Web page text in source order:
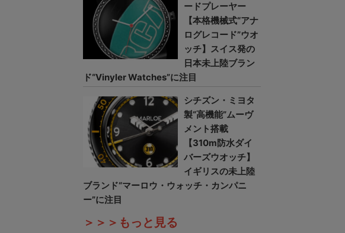
ードプレーヤー
【本格機械式“アナ
ログレコード”ウオ
ッチ】スイス発の
日本未上陸ブラン
ド“Vinyler Watches”に注目
シチズン・ミヨタ
製“高機能”ムーヴ
メント搭載
【310m防水ダイ
バーズウオッチ】
イギリスの未上陸
ブランド“マーロウ・ウォッチ・カンパニ
ー”に注目
＞＞＞もっと見る